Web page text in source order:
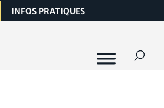
INFOS PRATIQUES